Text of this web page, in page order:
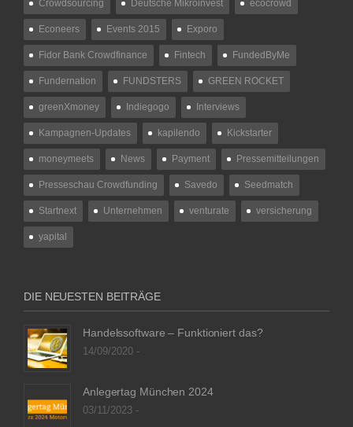
Crowdsourcing Deutsche Mikroinvest ecocrowd
Econeers Events 2015 Exporo
Fidor Bank Crowdfinance Fintech FundedByMe
Fundernation FUNDSTERS GREEN ROCKET
greenXmoney Indiegogo Interviews
Kampagnen-Updates kapilendo Kickstarter
moneymeets News Payment Pressemitteilungen
Presseschau Crowdfunding Savedo Seedmatch
Startnext Unternehmen venturate versicherung
yapital
DIE NEUESTEN BEITRÄGE
Handelssoftware – Funktioniert das?
14/09/2020 -
Anlegertag München 2024
03/11/2023 -